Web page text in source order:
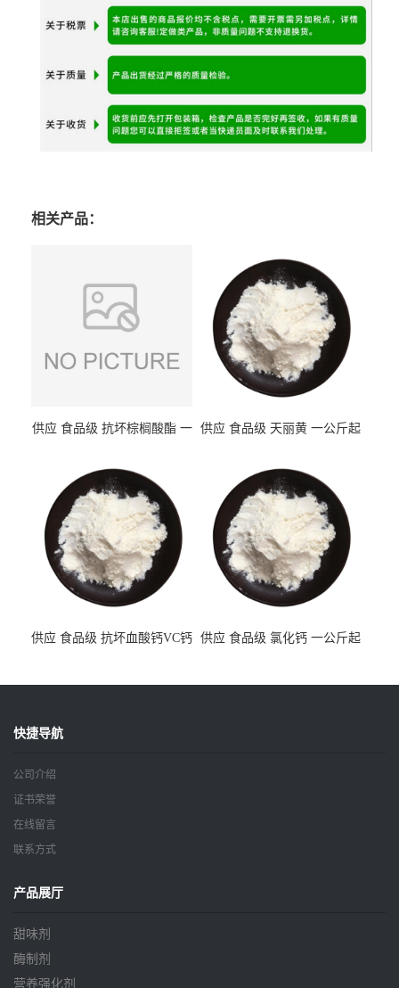
相关产品：
供应 食品级 抗坏棕榈酸酯 一
供应 食品级 天丽黄 一公斤起
供应 食品级 抗坏血酸钙VC钙 供应 食品级 氯化钙 一公斤起
快捷导航
公司介绍
证书荣誉
在线留言
联系方式
产品展厅
甜味剂
酶制剂
营养强化剂